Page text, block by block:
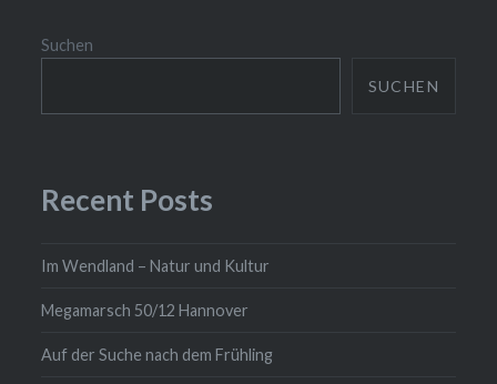
Suchen
SUCHEN
Recent Posts
Im Wendland – Natur und Kultur
Megamarsch 50/12 Hannover
Auf der Suche nach dem Frühling